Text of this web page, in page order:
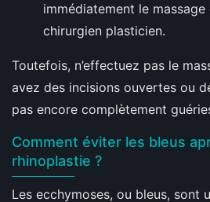
immédiatement le
chirurgien plasticien.
Toutefois, n’effectuez pas le
avez des incisions ouvertes ou
pas encore complètement
Comment éviter les bleus
rhinoplastie ?
Les ecchymoses, ou bleus, sont